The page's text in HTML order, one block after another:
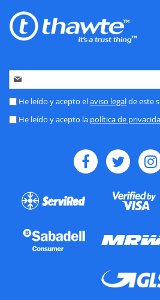
Inscríbase
a
nuestro
de
He leído y acepto elaviso legalde este
He leído y acepto la política de